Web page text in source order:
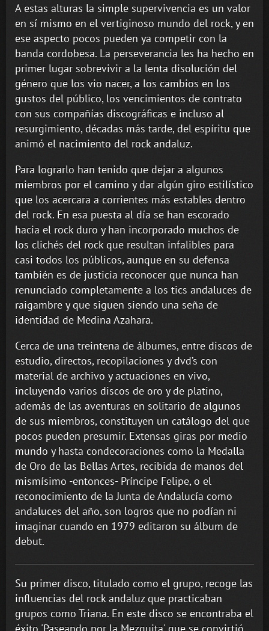
A estas alturas la simple supervivencia es un valor
en sí mismo en el vertiginoso mundo del rock, y en
ese aspecto pocos pueden ya competir con la
banda cordobesa. La perseverancia les ha hecho en
primer lugar sobrevivir a la lenta disolución del
género que los vio nacer, a los cambios en los
gustos del público, los vencimientos de contrato
con sus compañías discográficas e incluso al
resurgimiento, décadas más tarde, del espíritu que
animó el nacimiento del rock andaluz.
Para lograrlo han tenido que dejar a algunos
miembros por el camino y dar algún giro estilístico
que los acercara a corrientes más estables dentro
del rock. En esa puesta al día se han escorado
hacia el rock duro y han incorporado muchos de
los clichés del rock que resultan infalibles para
casi todos los públicos, aunque en su defensa
también es de justicia reconocer que nunca han
renunciado completamente a los tics andaluces de
raigambre y que siguen siendo una seña de
identidad de Medina Azahara.
Cerca de una treintena de álbumes, entre discos de
estudio, directos, recopilaciones y dvd’s con
material de archivo y actuaciones en vivo,
incluyendo varios discos de oro y de platino,
además de las aventuras en solitario de algunos
de sus miembros, constituyen un catálogo del que
pocos pueden presumir. Extensas giras por medio
mundo y hasta condecoraciones como la Medalla
de Oro de las Bellas Artes, recibida de manos del
mismísimo -entonces- Príncipe Felipe, o el
reconocimiento de la Junta de Andalucía como
andaluces del año, son logros que no podían ni
imaginar cuando en 1979 editaron su álbum de
debut.
Su primer disco, titulado como el grupo, recoge las
influencias del rock andaluz que practicaban
grupos como Triana. En este disco se encontraba el
éxito 'Paseando por la Mezquita' que se convirtió